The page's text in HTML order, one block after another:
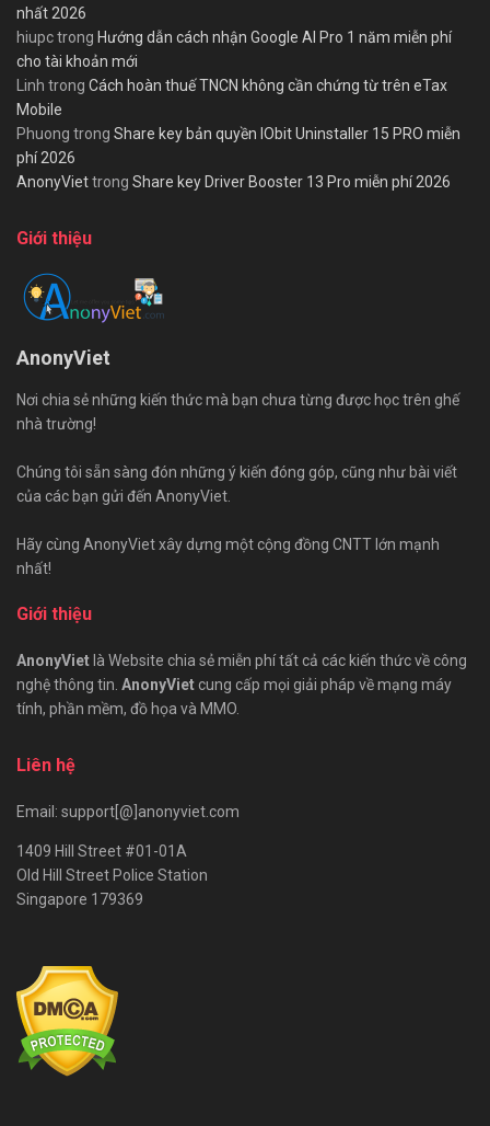
nhất 2026
hiupctrong Hướng dẫn cách nhận Google AI Pro 1 năm miễn phí
cho tài khoản mới
Linh trong Cách hoàn thuế TNCN không cần chứng từ trên eTax
Mobile
Phuong trong Share key bản quyền IObit Uninstaller 15 PRO miễn
phí 2026
AnonyViettrong Share key Driver Booster 13 Pro miễn phí 2026
Giới thiệu
AnonyViet
Nơi chia sẻ những kiến thức mà bạn chưa từng được học trên ghế
nhà trường!
Chúng tôi sẵn sàng đón những ý kiến đóng góp, cũng như bài viết
của các bạn gửi đến AnonyViet.
Hãy cùng AnonyViet xây dựng một cộng đồng CNTT lớn mạnh
nhất!
Giới thiệu
AnonyViet là Website chia sẻ miễn phí tất cả các kiến thức về công
nghệ thông tin. AnonyViet cung cấp mọi giải pháp về mạng máy
tính, phần mềm, đồ họa và MMO.
Liên hệ
Email: support[@]anonyviet.com
1409 Hill Street #01-01A
Old Hill Street Police Station
Singapore 179369